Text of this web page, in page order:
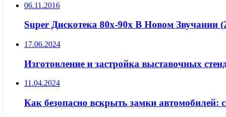
06.11.2016
Super Дискотека 80х-90х В Новом Звучании
17.06.2024
Изготовление и застройка выставочных
11.04.2024
Как безопасно вскрыть замки автомобилей: